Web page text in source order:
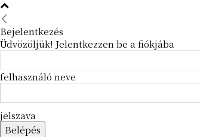
Bejelentkezés
Üdvözöljük! Jelentkezzen be a fiókjába
felhasználó neve
jelszava